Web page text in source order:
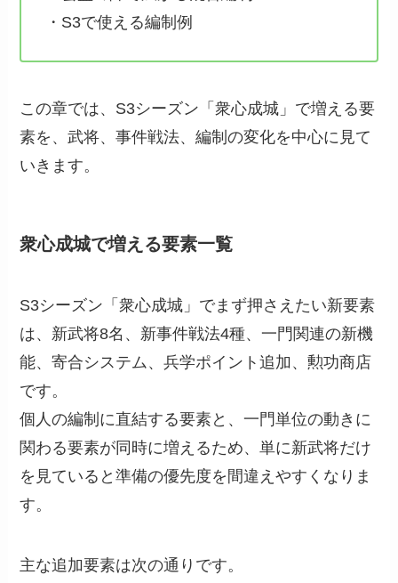
・S3で使える編制例
この章では、S3シーズン「衆心成城」で増える要
素を、武将、事件戦法、編制の変化を中心に見て
いきます。
衆心成城で増える要素一覧
S3シーズン「衆心成城」でまず押さえたい新要素
は、新武将8名、新事件戦法4種、一門関連の新機
能、寄合システム、兵学ポイント追加、勲功商店
です。
個人の編制に直結する要素と、一門単位の動きに
関わる要素が同時に増えるため、単に新武将だけ
を見ていると準備の優先度を間違えやすくなりま
す。
主な追加要素は次の通りです。